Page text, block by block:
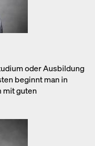
oder Ausbildung
beginnt man in
mit guten